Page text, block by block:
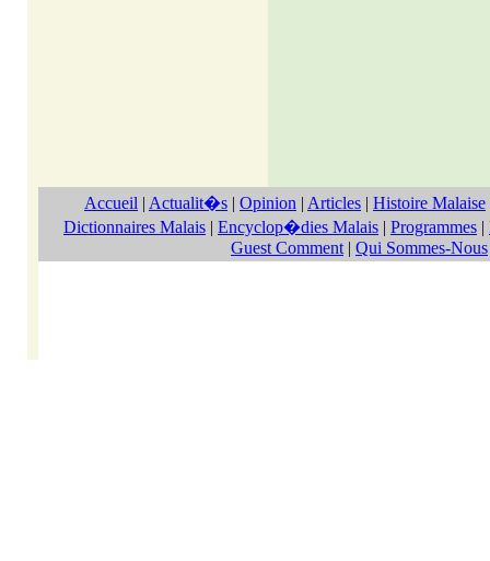
Accueil | Actualit�s | Opinion | Articles | Histoire Malaise
Dictionnaires Malais | Encyclop�dies Malais | Programmes |
Guest Comment | Qui Sommes-Nous